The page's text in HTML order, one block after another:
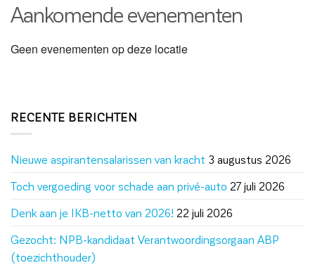
Aankomende evenementen
Geen evenementen op deze locatie
RECENTE BERICHTEN
Nieuwe aspirantensalarissen van kracht 3 augustus 2026
Toch vergoeding voor schade aan privé-auto 27 juli 2026
Denk aan je IKB-netto van 2026! 22 juli 2026
Gezocht: NPB-kandidaat Verantwoordingsorgaan ABP
(toezichthouder)